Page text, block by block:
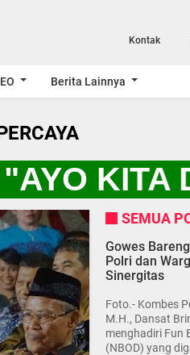
Kontak
Berita Lainnya
KITA
SEMUA
Gowes
Polri dan
Sinergitas
Foto.- Kombes
M.H., Dansat
menghadiri Fun
(NBOD) yang